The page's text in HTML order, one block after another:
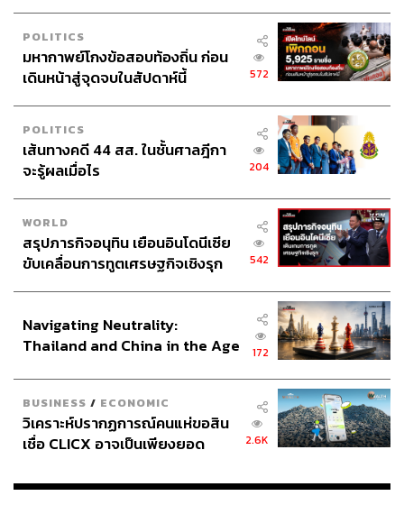
POLITICS
มหากาพย์โกงข้อสอบท้องถิ่น ก่อน
เดินหน้าสู่จุดจบในสัปดาห์นี้
572
POLITICS
เส้นทางคดี 44 สส. ในชั้นศาลฎีกา
จะรู้ผลเมื่อไร
204
WORLD
สรุปภารกิจอนุทิน เยือนอินโดนีเซีย
ขับเคลื่อนการทูตเศรษฐกิจเชิงรุก
542
Navigating Neutrality:
Thailand and China in the Age
172
BUSINESS / ECONOMIC
วิเคราะห์ปรากฏการณ์คนแห่ขอสิน
เชื่อ CLICX อาจเป็นเพียงยอด
เรือนไทยที่ถูกซุกไว้
2.6K